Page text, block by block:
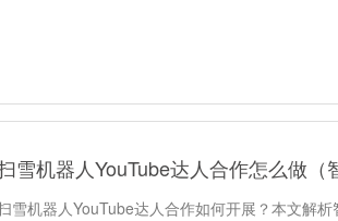
雪机器人YouTube达人合作怎么做（
雪机器人YouTube达人合作如何开展？本文解